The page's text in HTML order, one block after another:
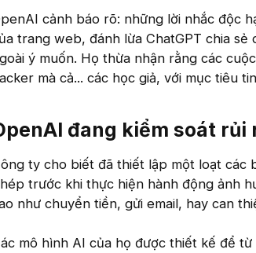
cảnh báo rõ: những lời nhắc độc
trang web, đánh lừa ChatGPT chia
ý muốn. Họ thừa nhận rằng các
mà cả... các học giả, với mục tiêu
đang kiểm soát rủi
ty cho biết đã thiết lập một loạt các
trước khi thực hiện hành động ảnh
như chuyển tiền, gửi email, hay can
mô hình AI của họ được thiết kế để